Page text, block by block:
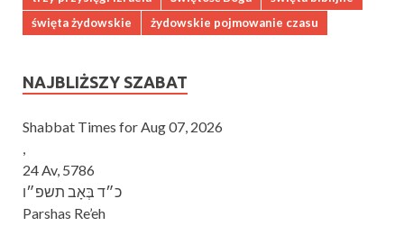
święta żydowskie
żydowskie pojmowanie czasu
NAJBLIŻSZY SZABAT
Shabbat Times for Aug 07, 2026
,
24 Av, 5786
כ״ד בְּאָב תשפ״ו
Parshas Re’eh